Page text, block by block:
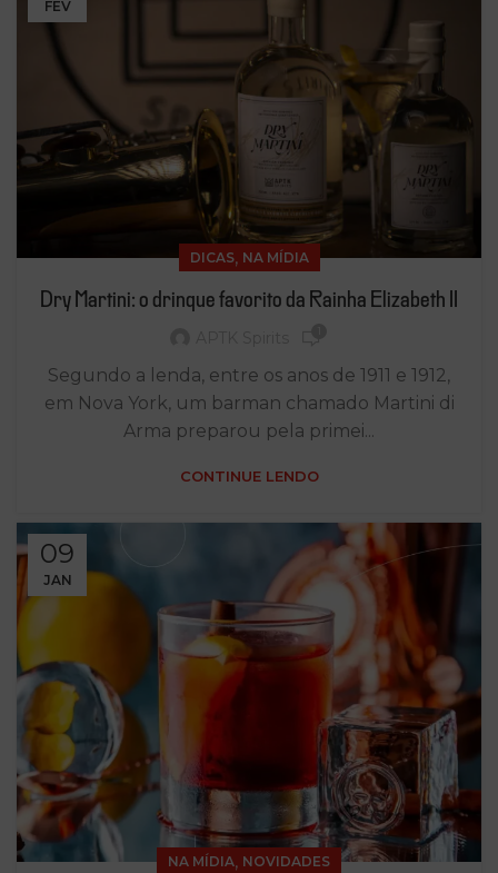
FEV
DICAS, NA MÍDIA
Dry Martini: o drinque favorito da Rainha Elizabeth II
Segundo a lenda, entre os anos de 1911 e 1912,
em Nova York, um barman chamado Martini di
Arma preparou pela primei...
CONTINUE LENDO
09
JAN
NA MÍDIA, NOVIDADES